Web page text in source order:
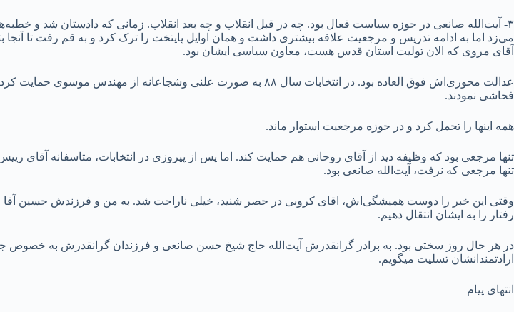
۳- آیت‌الله صانعی در حوزه سیاست فعال بود. چه در قبل انقلاب و چه بعد انقلاب. زمانی که دادستان شد و
می‌زد اما به ادامه تدریس و مرجعیت علاقه بیشتری داشت و همان اوایل پایتخت را ترک کرد و به قم رفت تا آنجا
آقای مروی که الان تولیت استان قدس هست، معاون سیاسی ایشان بود.
عدالت محوری‌اش فوق العاده بود. در انتخابات سال ۸۸ به صورت علنی
فحاشی نمودند.
همه اینها را تحمل کرد و در حوزه مرجعیت استوار ماند.
تنها مرجعی بود که وظیفه دید از آقای روحانی هم حمایت کند. اما پس از پیروزی در انتخابات، متاسفانه آقای
تنها مرجعی که نرفت، آیت‌الله صانعی بود.
وقتی این خبر را دوست همیشگی‌اش، اقای کروبی در حصر شنید، خیلی ناراحت شد. به من و فرزندش حسین آقا
رفتار را به ایشان انتقال دهیم.
در هر حال روز سختی بود. به برادر گرانقدرش آیت‌الله حاج شیخ حسن صانعی و فرزندان گرانقدرش به خصوص
ارادتمندانشان تسلیت میگویم.
انتهای پیام